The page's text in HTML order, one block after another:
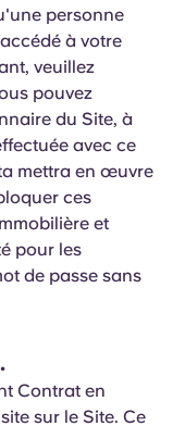
personne
à votre
veuillez
pouvez
du Site, à
avec ce
mettra en œuvre
ces
et
pour les
de passe sans
Contrat en
sur le Site. Ce